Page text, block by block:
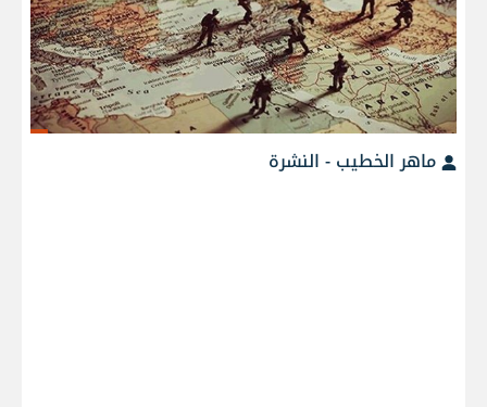
ماهر الخطيب - النشرة